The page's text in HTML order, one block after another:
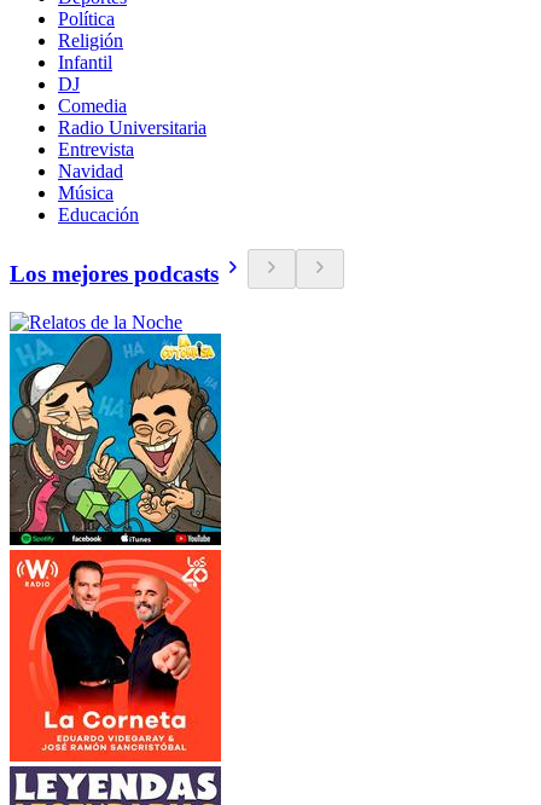
Política
Religión
Infantil
DJ
Comedia
Radio Universitaria
Entrevista
Navidad
Música
Educación
Los mejores podcasts